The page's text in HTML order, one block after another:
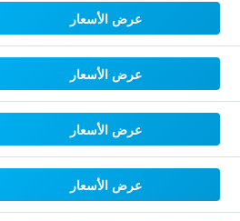
عرض الأسعار
عرض الأسعار
عرض الأسعار
عرض الأسعار